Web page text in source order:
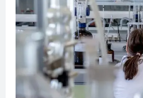
Sangre
GBT:
Por
Son
Importantes